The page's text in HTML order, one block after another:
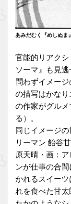
あみだむく『めしぬま
官能的リアク
ソーマ』も見
問わずイメー
の描写はかな
の作家がグル
る）。
同じイメージ
リーマン 飴谷
原天晴・画：
ンが仕事の合
かれるスイー
れを食べた甘